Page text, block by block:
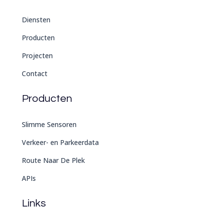
Diensten
Producten
Projecten
Contact
Producten
Slimme Sensoren
Verkeer- en Parkeerdata
Route Naar De Plek
APIs
Links